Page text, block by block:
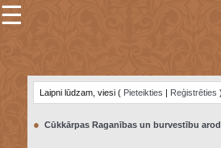
×
☰
Laipni lūdzam, viesi ( Pieteikties | Reģistrēties )
● Cūkkārpas Raganības un burvestību